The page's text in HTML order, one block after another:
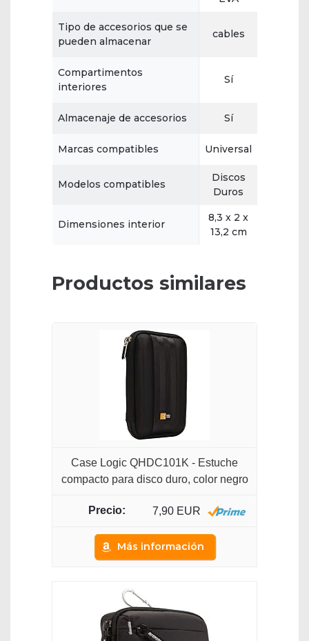
Tipo de accesorios que se
pueden almacenar
cables
Compartimentos
interiores
Sí
Almacenaje de accesorios Sí
Marcas compatibles Universal
Modelos compatibles
Discos
Duros
Dimensiones interior
8,3 x 2 x
13,2 cm
Productos similares
Case Logic QHDC101K - Estuche
compacto para disco duro, color negro
7,90 EUR
Más información